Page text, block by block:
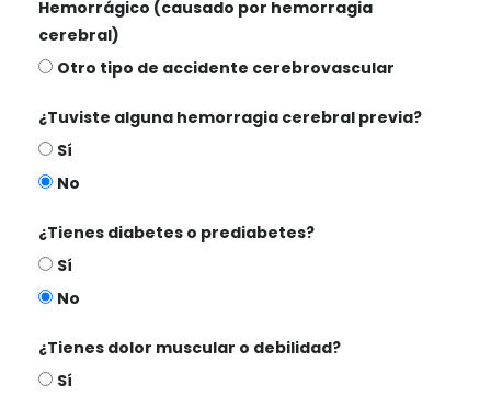
Hemorrágico (causado por hemorragia
cerebral)
Otro tipo de accidente cerebrovascular
¿Tuviste alguna hemorragia cerebral previa?
Sí
No
¿Tienes diabetes o prediabetes?
Sí
No
¿Tienes dolor muscular o debilidad?
Sí